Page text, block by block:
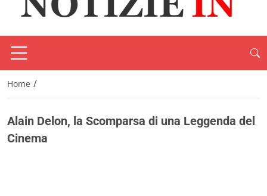
Home /
Alain Delon, la Scomparsa di una Leggenda del
Cinema